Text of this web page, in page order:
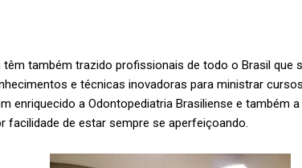
também trazido profissionais de todo o Brasil que
e técnicas inovadoras para ministrar
enriquecido a Odontopediatria Brasiliense e também
facilidade de estar sempre se aperfeiçoando.